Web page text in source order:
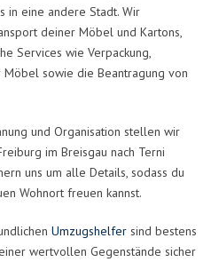
in eine andere Stadt. Wir
deiner Möbel und Kartons,
Services wie Verpackung,
sowie die Beantragung von
und Organisation stellen wir
im Breisgau nach Terni
uns um alle Details, sodass du
Wohnort freuen kannst.
Umzugshelfer sind bestens
wertvollen Gegenstände sicher